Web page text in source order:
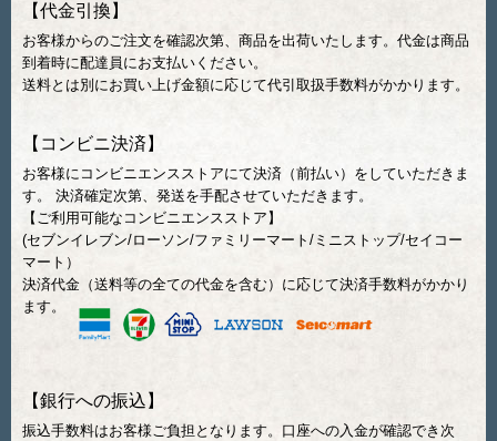
【代金引換】
お客様からのご注文を確認次第、商品を出荷いたします。代金は商品
到着時に配達員にお支払いください。
送料とは別にお買い上げ金額に応じて代引取扱手数料がかかります。
【コンビニ決済】
お客様にコンビニエンスストアにて決済（前払い）をしていただきま
す。 決済確定次第、発送を手配させていただきます。
【ご利用可能なコンビニエンスストア】
(セブンイレブン/ローソン/ファミリーマート/ミニストップ/セイコー
マート）
決済代金（送料等の全ての代金を含む）に応じて決済手数料がかかり
ます。
【銀行への振込】
振込手数料はお客様ご負担となります。口座への入金が確認でき次